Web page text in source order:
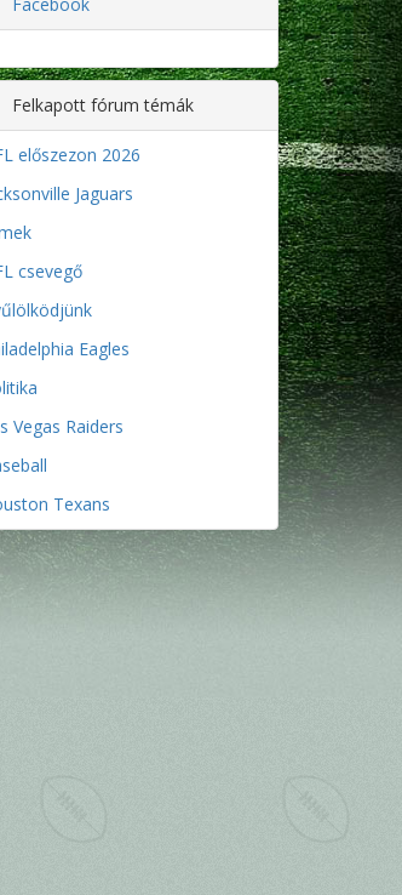
Felkapott fórum témák
előszezon 2026
Jaguars
csevegő
Eagles
Vegas Raiders
Texans